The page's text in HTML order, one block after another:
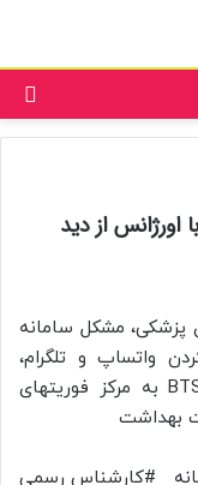
ملایری با اورژانس از دید
پزشکی، مشکل سامانه
واتساپ و تلگرام،
ضرورت دسترسی به موقعی یابی دکل BTS به مرکز فوریتهای
بهداشت
#کارشناس رسمی